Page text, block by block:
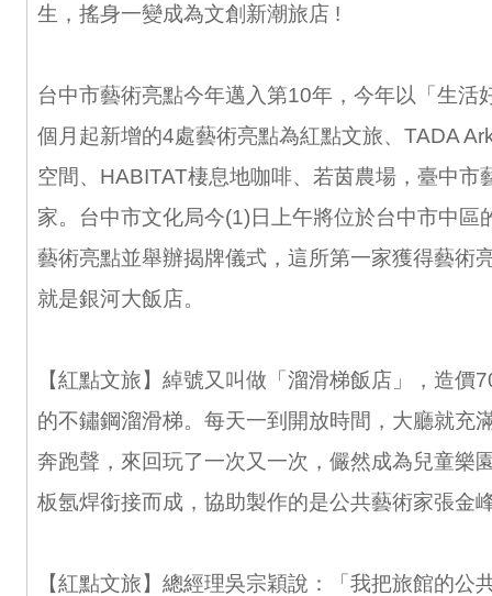
生，搖身一變成為文創新潮旅店 !
台中市藝術亮點今年邁入第10年，今年以「生活
個月起新增的4處藝術亮點為紅點文旅、TADA
空間、HABITAT棲息地咖啡、若茵農場，臺中市
家。台中市文化局今(1)日上午將位於台中市中區
藝術亮點並舉辦揭牌儀式，這所第一家獲得藝術
就是銀河大飯店。
【紅點文旅】綽號又叫做「溜滑梯飯店」，造價
的不鏽鋼溜滑梯。每天一到開放時間，大廳就充
奔跑聲，來回玩了一次又一次，儼然成為兒童樂
板氬焊銜接而成，協助製作的是公共藝術家張金
【紅點文旅】總經理吳宗穎說：「我把旅館的公